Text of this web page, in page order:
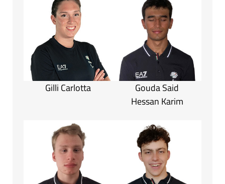
Gilli Carlotta
Gouda Said
Hessan Karim